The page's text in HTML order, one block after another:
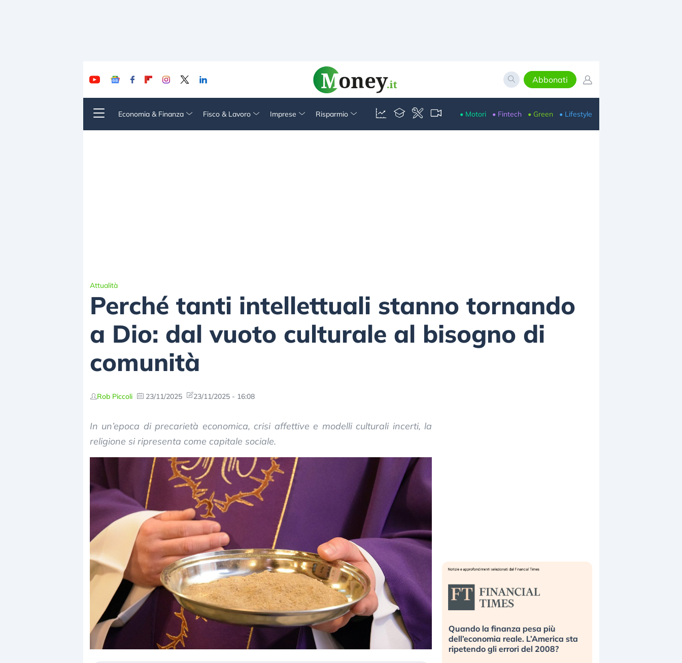
Abbonati
Economia & Finanza Fisco & Lavoro Imprese Risparmio • Motori • Fintech • Green • Lifestyle
Attualità
Perché tanti intellettuali stanno tornando
a Dio: dal vuoto culturale al bisogno di
comunità
Rob Piccoli 23/11/2025 23/11/2025 - 16:08
In un’epoca di precarietà economica, crisi affettive e modelli culturali incerti, la
religione si ripresenta come capitale sociale.
Dalle valutazioni estreme alla
correzione. Cosa sta guidando il
repricing degli asset?
«La mia vita è rovinata». Investitori
in preda al panico dopo lo scoppio
della bolla AI
Quando la finanza pesa più
dell’economia reale. L’America sta
ripetendo gli errori del 2008?